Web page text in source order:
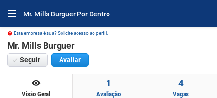
Mr. Mills Burguer Por Dentro
Esta empresa é sua? Solicite acesso ao perfil.
Mr. Mills Burguer
Seguir Avaliar
Visão Geral
1
Avaliação
4
Vagas